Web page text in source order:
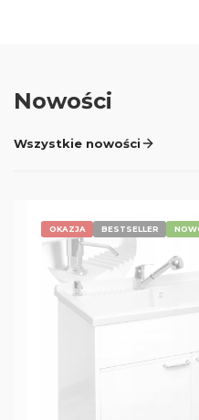
Nowości
Wszystkie nowości
OKAZJA BESTSELLER